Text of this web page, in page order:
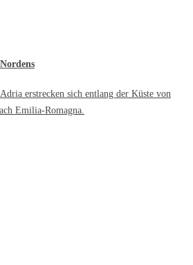
erstrecken sich entlang der Küste von
Emilia-Romagna.